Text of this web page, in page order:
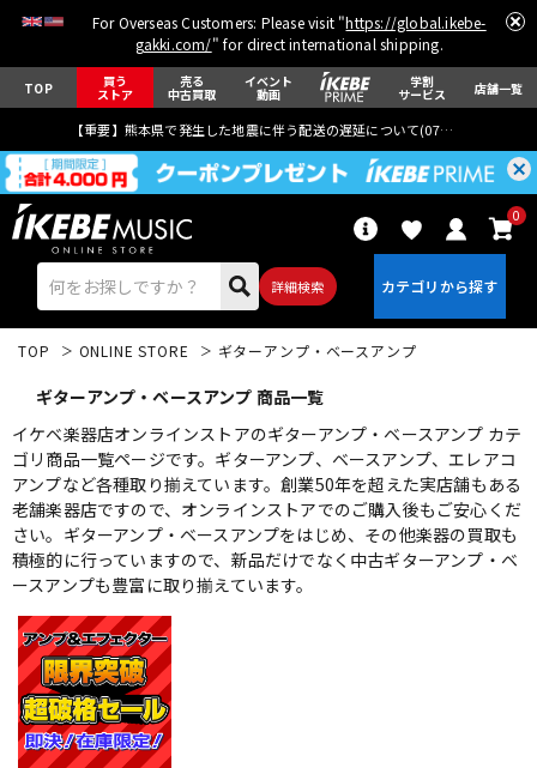
For Overseas Customers: Please visit "https://global.ikebe-
gakki.com/" for direct international shipping.
TOP 買う
ストア
売る
中古買取
イベント
動画
学割
サービス 店舗一覧
【重要】熊本県で発生した地震に伴う配送の遅延について(07月29日
詳細検索
0
エレキギター アコギ/エレアコ
ベース ウクレレ
ドラム
キーボード
TOP ONLINE STORE ギターアンプ・ベースアンプ
ギターアンプ・ベースアンプ 商品一覧
イケベ楽器店オンラインストアのギターアンプ・ベースアンプ カテ
ゴリ商品一覧ページです。ギターアンプ、ベースアンプ、エレアコ
アンプなど各種取り揃えています。創業50年を超えた実店舗もある
老舗楽器店ですので、オンラインストアでのご購入後もご安心くだ
さい。ギターアンプ・ベースアンプをはじめ、その他楽器の買取も
積極的に行っていますので、新品だけでなく中古ギターアンプ・ベ
ースアンプも豊富に取り揃えています。